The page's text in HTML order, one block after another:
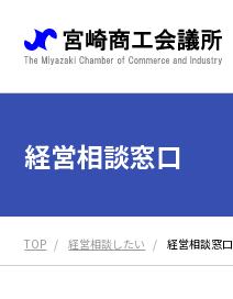
経営相談窓口
TOP 経営相談したい 経営相談窓口